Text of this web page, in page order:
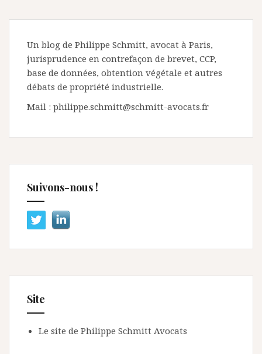
Un blog de Philippe Schmitt, avocat à Paris,
jurisprudence en contrefaçon de brevet, CCP,
base de données, obtention végétale et autres
débats de propriété industrielle.
Mail : philippe.schmitt@schmitt-avocats.fr
Suivons-nous !
Site
Le site de Philippe Schmitt Avocats